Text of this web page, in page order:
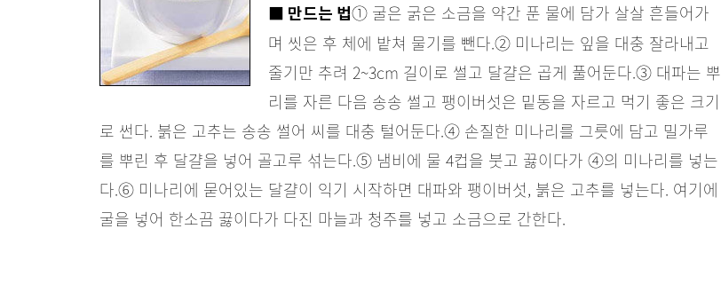
■ 만드는 법① 굴은 굵은 소금을 약간 푼 물에 담가 살살 흔들어가
며 씻은 후 체에 밭쳐 물기를 뺀다.② 미나리는 잎을 대충 잘라내고
줄기만 추려 2~3cm 길이로 썰고 달걀은 곱게 풀어둔다.③ 대파는 뿌
리를 자른 다음 송송 썰고 팽이버섯은 밑동을 자르고 먹기 좋은 크기
로 썬다. 붉은 고추는 송송 썰어 씨를 대충 털어둔다.④ 손질한 미나리를 그릇에 담고 밀가루
를 뿌린 후 달걀을 넣어 골고루 섞는다.⑤ 냄비에 물 4컵을 붓고 끓이다가 ④의 미나리를 넣는
다.⑥ 미나리에 묻어있는 달걀이 익기 시작하면 대파와 팽이버섯, 붉은 고추를 넣는다. 여기에
굴을 넣어 한소끔 끓이다가 다진 마늘과 청주를 넣고 소금으로 간한다.